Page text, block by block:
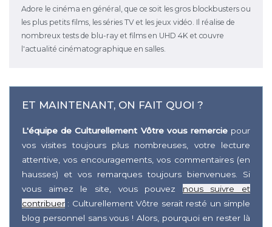
Adore le cinéma en général, que ce soit les gros blockbusters ou
les plus petits films, les séries TV et les jeux vidéo. Il réalise de
nombreux tests de blu-ray et films en UHD 4K et couvre
l'actualité cinématographique en salles.
ET MAINTENANT, ON FAIT QUOI ?
L'équipe de Culturellement Vôtre vous remerciepour
vos visites toujours plus nombreuses, votre lecture
attentive, vos encouragements, vos commentaires (en
hausses) et vos remarques toujours bienvenues. Si
vous aimez le site, vous pouvez nous suivre et
contribuer : Culturellement Vôtre serait resté un simple
blog personnel sans vous ! Alors, pourquoi en rester là